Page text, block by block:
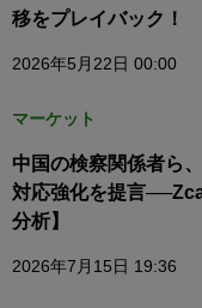
移をプレイバック！
2026年5月22日 00:00
マーケット
中国の検察関係者ら
対応強化を提言
分析】
2026年7月15日 19:36